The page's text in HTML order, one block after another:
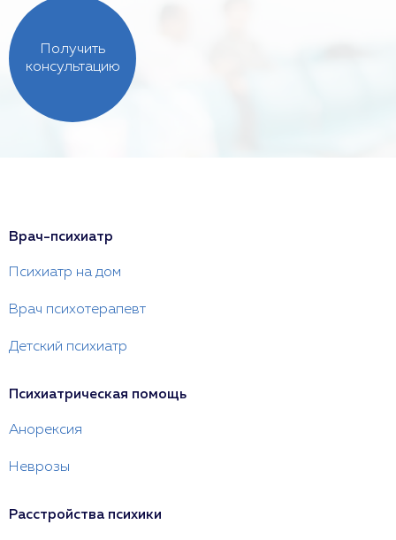
Получить
консультацию
Врач-психиатр
Психиатр на дом
Врач психотерапевт
Детский психиатр
Психиатрическая помощь
Анорексия
Неврозы
Расстройства психики